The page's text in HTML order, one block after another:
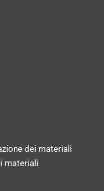
dei materiali
materiali